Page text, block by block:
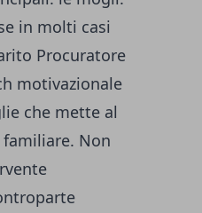
in molti casi
Procuratore
motivazionale
che mette al
Non